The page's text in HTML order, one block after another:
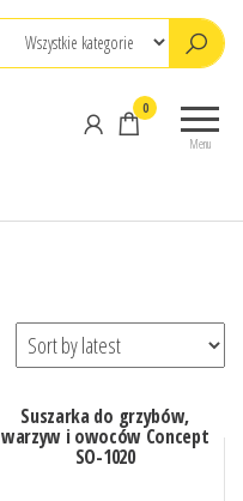
Menu
0
Suszarka do grzybów,
warzyw i owoców Concept
SO-1020